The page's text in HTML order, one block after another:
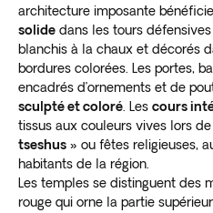
architecture imposante
solide dans les tours
blanchis à la chaux et décorés
bordures colorées. Les portes,
encadrés d’ornements et de
sculpté et coloré . Les cours
tissus aux couleurs vives lors
tseshus » ou fêtes religieuses,
habitants de la région.
Les temples se distinguent des
rouge qui orne la partie